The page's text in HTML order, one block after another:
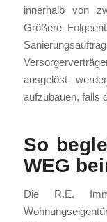
innerhalb von
Größere
ausgelöst
aufzubauen, falls
So
WEG
Die R.E.